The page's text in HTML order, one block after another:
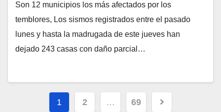
Son 12 municipios los más afectados por los
temblores, Los sismos registrados entre el pasado
lunes y hasta la madrugada de este jueves han
dejado 243 casas con daño parcial…
Paginación
1 2 … 69